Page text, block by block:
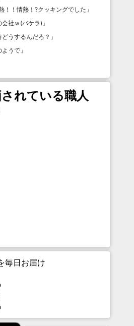
！！情熱！?クッキングでした 」
会社ｗ(バケラ) 」
うするんだろ？ 」
ようで 」
れている職人
毎日お届け